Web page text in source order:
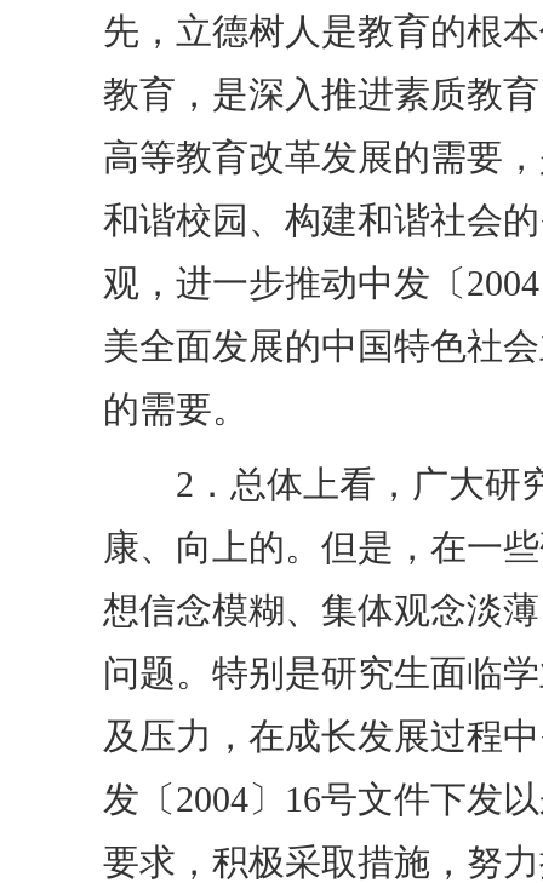
先，立德树人是教育的根
教育，是深入推进素质教
高等教育改革发展的需要
和谐校园、构建和谐社会
观，进一步推动中发〔
美全面发展的中国特色社
的需要。
2．总体上看，广大研
康、向上的。但是，在一
想信念模糊、集体观念淡
问题。特别是研究生面临
及压力，在成长发展过程
发〔2004〕16号文件下发
要求，积极采取措施，努